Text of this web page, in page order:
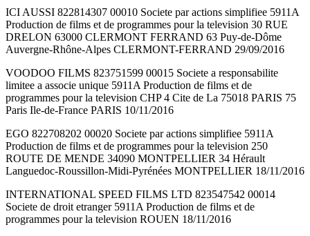
ICI AUSSI 822814307 00010 Societe par actions simplifiee 5911A
Production de films et de programmes pour la television 30 RUE
DRELON 63000 CLERMONT FERRAND 63 Puy-de-Dôme
Auvergne-Rhône-Alpes CLERMONT-FERRAND 29/09/2016
VOODOO FILMS 823751599 00015 Societe a responsabilite
limitee a associe unique 5911A Production de films et de
programmes pour la television CHP 4 Cite de La 75018 PARIS 75
Paris Ile-de-France PARIS 10/11/2016
EGO 822708202 00020 Societe par actions simplifiee 5911A
Production de films et de programmes pour la television 250
ROUTE DE MENDE 34090 MONTPELLIER 34 Hérault
Languedoc-Roussillon-Midi-Pyrénées MONTPELLIER 18/11/2016
INTERNATIONAL SPEED FILMS LTD 823547542 00014
Societe de droit etranger 5911A Production de films et de
programmes pour la television ROUEN 18/11/2016